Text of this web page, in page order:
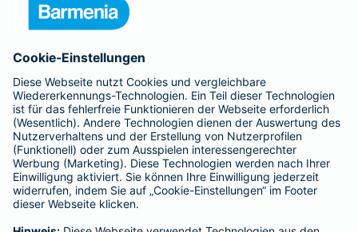
Barmenia ist Teil der BarmeniaGothaer
BELIEBTE SEITEN
Kranken-Zusatzversicherung
Tierversicherungen
Haftpflichtversicherung
Hausratversicherung